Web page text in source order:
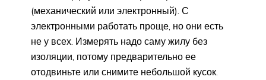
(механический или электронный). С
электронными работать проще, но они есть
не у всех. Измерять надо саму жилу без
изоляции, потому предварительно ее
отодвиньте или снимите небольшой кусок.